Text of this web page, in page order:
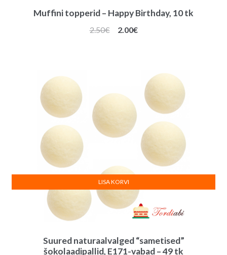
Muffini topperid – Happy Birthday, 10 tk
2.50€
Algne
2.00€Praegune
Suured naturaalvalged “sametised”
šokolaadipallid, E171-vabad – 49 tk
LISA KORVI